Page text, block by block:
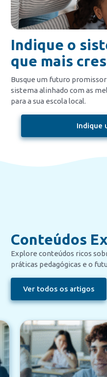
Indique o
que mais
Busque um futuro
sistema alinhado com as
para a sua escola local.
Indique
Conteúdos
Explore conteúdos ricos
práticas pedagógicas e o
Ver todos os artigos